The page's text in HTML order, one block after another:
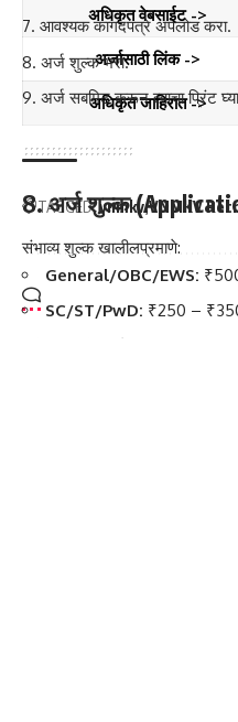
अधिकृत वेबसाईट ->
अर्जासाठी लिंक ->
अधिकृत जाहिरात ->
TAGGED: vnmkv VNMKV
आवश्यक कागदपत्रे अपलोड करा.
अर्ज शुल्क भरा.
अर्ज सबमिट करून त्याचा प्रिंट
8. अर्ज शुल्क
संभाव्य शुल्क खालीलप्रमाणे:
General/OBC/EWS:
SC/ST/PwD: ₹250 –